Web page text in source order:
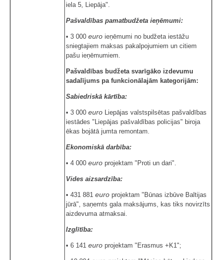
iela 5, Liepāja".
Pašvaldības pamatbudžeta ieņēmumi:
• 3 000 euro ieņēmumi no budžeta iestāžu
sniegtajiem maksas pakalpojumiem un citiem
pašu ieņēmumiem.
Pašvaldības budžeta svarīgāko izdevumu
sadalījums pa funkcionālajām kategorijām:
Sabiedriskā kārtība:
• 3 000 euro Liepājas valstspilsētas pašvaldības
iestādes "Liepājas pašvaldības policijas" biroja
ēkas bojātā jumta remontam.
Ekonomiskā darbība:
• 4 000 euro projektam "Proti un dari".
Vides aizsardzība:
• 431 881 euro projektam "Būnas izbūve Baltijas
jūrā", saņemts gala maksājums, kas tiks novirzīts
aizdevuma atmaksai.
Izglītība:
• 6 141 euro projektam "Erasmus +K1";